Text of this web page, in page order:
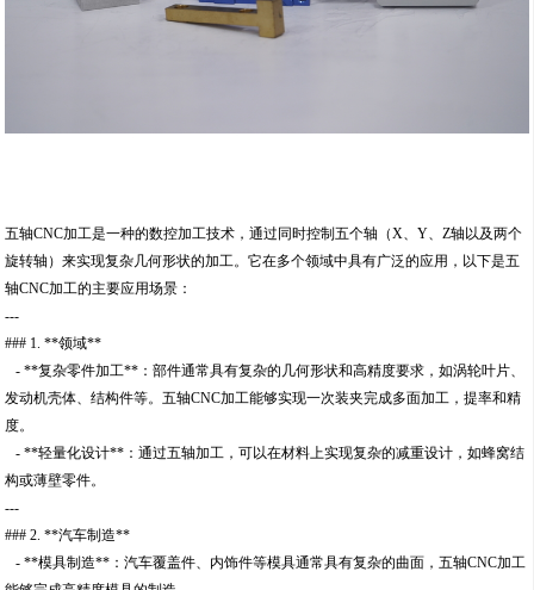
五轴CNC加工是一种的数控加工技术，通过同时控制五个轴（X、Y、Z轴以及两个
旋转轴）来实现复杂几何形状的加工。它在多个领域中具有广泛的应用，以下是五
轴CNC加工的主要应用场景：
---
### 1. **领域**
- **复杂零件加工**：部件通常具有复杂的几何形状和高精度要求，如涡轮叶片、
发动机壳体、结构件等。五轴CNC加工能够实现一次装夹完成多面加工，提率和精
度。
- **轻量化设计**：通过五轴加工，可以在材料上实现复杂的减重设计，如蜂窝结
构或薄壁零件。
---
### 2. **汽车制造**
- **模具制造**：汽车覆盖件、内饰件等模具通常具有复杂的曲面，五轴CNC加工